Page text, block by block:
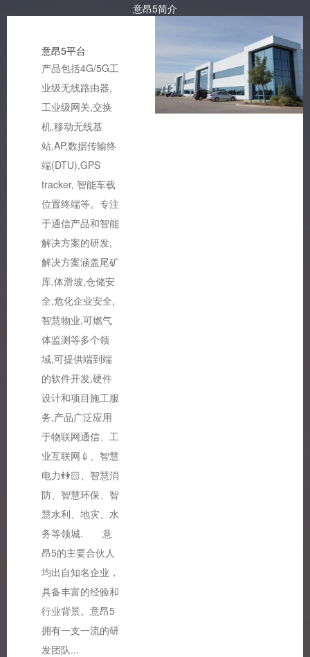
意昂5简介
意昂5平台
产品包括4G/5G工
业级无线路由器,
工业级网关,交换
机,移动无线基
站,AP,数据传输终
端(DTU),GPS
tracker, 智能车载
位置终端等。专注
于通信产品和智能
解决方案的研发,
解决方案涵盖尾矿
库,体滑坡,仓储安
全,危化企业安全,
智慧物业,可燃气
体监测等多个领
域,可提供端到端
的软件开发,硬件
设计和项目施工服
务,产品广泛应用
于物联网通信、工
业互联网💉、智慧
电力👫🏻、智慧消
防、智慧环保、智
慧水利、地灾、水
务等领城. 意
昂5的主要合伙人
均出自知名企业，
具备丰富的经验和
行业背景。意昂5
拥有一支一流的研
发团队...